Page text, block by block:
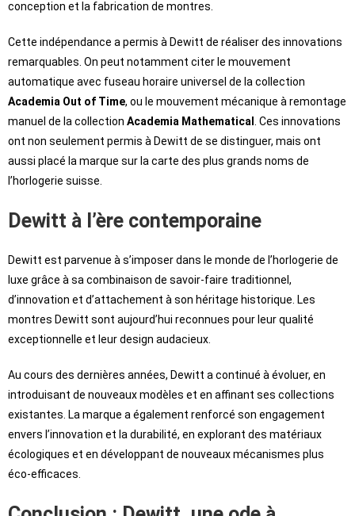
conception et la fabrication de montres.
Cette indépendance a permis à Dewitt de réaliser des innovations
remarquables. On peut notamment citer le mouvement
automatique avec fuseau horaire universel de la collection
Academia Out of Time, ou le mouvement mécanique à remontage
manuel de la collection Academia Mathematical
. Ces innovations
ont non seulement permis à Dewitt de se distinguer, mais ont
aussi placé la marque sur la carte des plus grands noms de
l’horlogerie suisse.
Dewitt à l’ère contemporaine
Dewitt est parvenue à s’imposer dans le monde de l’horlogerie de
luxe grâce à sa combinaison de savoir-faire traditionnel,
d’innovation et d’attachement à son héritage historique. Les
montres Dewitt sont aujourd’hui reconnues pour leur qualité
exceptionnelle et leur design audacieux.
Au cours des dernières années, Dewitt a continué à évoluer, en
introduisant de nouveaux modèles et en affinant ses collections
existantes. La marque a également renforcé son engagement
envers l’innovation et la durabilité, en explorant des matériaux
écologiques et en développant de nouveaux mécanismes plus
éco-efficaces.